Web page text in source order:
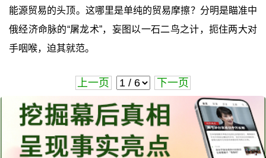
能源贸易的头顶。这哪里是单纯的贸易摩擦？分明是瞄准中
俄经济命脉的“屠龙术”，妄图以一石二鸟之计，扼住两大对
手咽喉，迫其就范。
上一页 下一页